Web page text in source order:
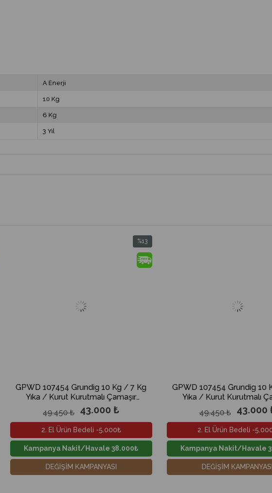
A Enerji
10 Kg
6 Kg
3 Yıl
GPWD 107454 Grundig 10 Kg / 7 Kg
Yıka / Kurut Kurutmalı Çamaşır
Makinesi
43.000 ₺
49.450 ₺
%13
İndirim
%13İndirim
2. El Ürün Bedeli -5.000₺
Kampanya Nakit/Havale 38.000₺
DEĞİŞİM KAMPANYASI
GPWD 107454 Grundig 10
Yıka / Kurut Kurutmalı
Makinesi
43.000
49.450 ₺
2. El Ürün Bedeli -
Kampanya Nakit/Havale
DEĞİŞİM KAMPANYASI